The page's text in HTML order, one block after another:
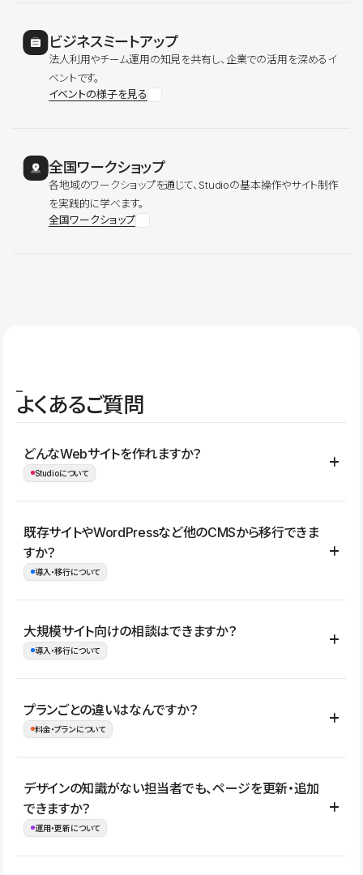
ビジネスミートアップ
法人利用やチーム運用の知見を共有し、企業での活用を深めるイ
ベントです。
イベントの様子を見る
全国ワークショップ
各地域のワークショップを通じて、Studioの基本操作やサイト制作
を実践的に学べます。
全国ワークショップ
よくあるご質問
どんなWebサイトを作れますか？
Studioについて
コーポレートサイト、サービスサイト、LP、採用サイト、ブロ
グ・メディア、イベントサイト、店舗・商品紹介サイト、ポートフ
ォリオなど幅広く制作できます。
既存サイトやWordPressなど他のCMSから移行できま
すか？
導入・移行について
はい。既存サイトの構成やコンテンツ、URLを整理したうえで、
Studio上に再構築する形で移行できます。 WordPressの場合は、
イト全体のデザインや設定がそのまま移行されるわけではないた
め、移行後にページ構成やデザイン、CMS設計、URL・リダイレク
大規模サイト向けの相談はできますか？
導入・移行について
はい。アクセス規模が大きいサイトや、複数部門での運用、権限管
理、セキュリティ確認、既存システムとの連携など、個別の要件が
ない段階でも、お問い合わせください。
お問合せはこちら
プランごとの違いはなんですか？
料金・プランについて
公開ページ数、バージョン履歴の期間、CMS利用数の上限、権限
管理の有無などがプランごとに異なります。詳しくは料金プランペ
ージをご覧ください。
デザインの知識がない担当者でも、ページを更新・追加
できますか？
運用・更新について